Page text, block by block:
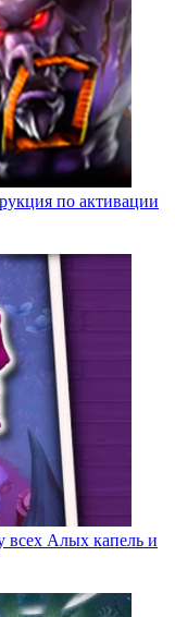
по активации
всех Алых капель и